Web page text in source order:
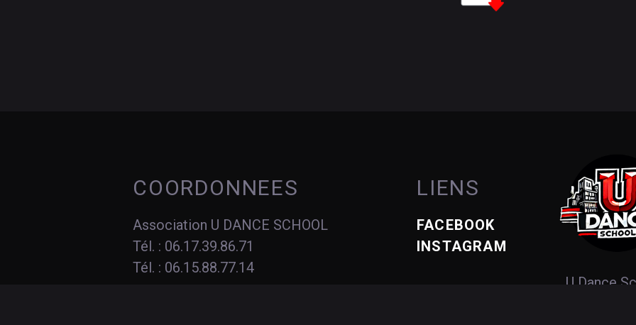
COORDONNEES
Association U DANCE SCHOOL
Tél. : 06.17.39.86.71
Tél. : 06.15.88.77.14
LIENS
FACEBOOK
INSTAGRAM
U Dance